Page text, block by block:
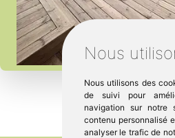
Nous
Nous utilisons des
de suivi pour
navigation sur notre
contenu personnalisé
analyser le trafic de